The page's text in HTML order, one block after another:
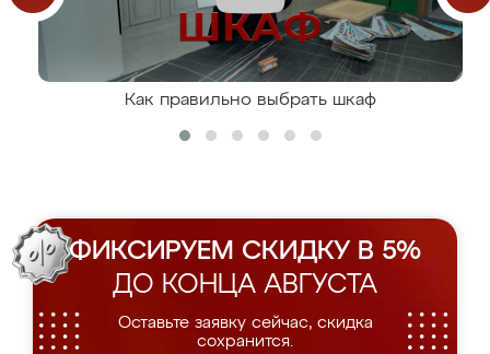
Как правильно выбрать шкаф
ФИКСИРУЕМ СКИДКУ В 5%
ДО КОНЦА АВГУСТА
Оставьте заявку сейчас, скидка
сохранится.